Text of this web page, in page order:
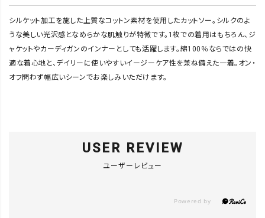
シルケット加工を施した上質なコットン素材を使用したカットソー。シルクのよ
うな美しい光沢感となめらかな肌触りが特徴です。1枚での着用はもちろん、ジ
ャケットやカーディガンのインナーとしても活躍します。綿100％ならではの快
適な着心地と、デイリーに使いやすいイージーケア性を兼ね備えた一着。オン・
オフ問わず幅広いシーンでお楽しみいただけます。
USER REVIEW
ユーザーレビュー